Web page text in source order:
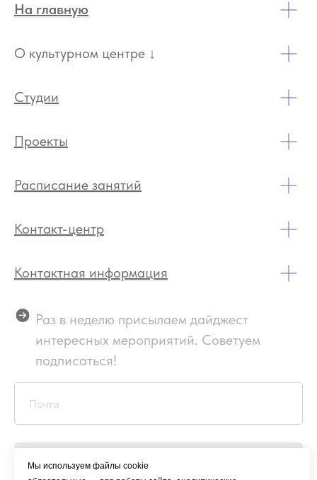
Мы используем файлы cookie
На главную
О культурном центре ↓
Студии
Проекты
Расписание занятий
Контакт-центр
Контактная информация
Раз в неделю присылаем дайджест
интересных мероприятий. Советуем
подписаться!
Подписаться